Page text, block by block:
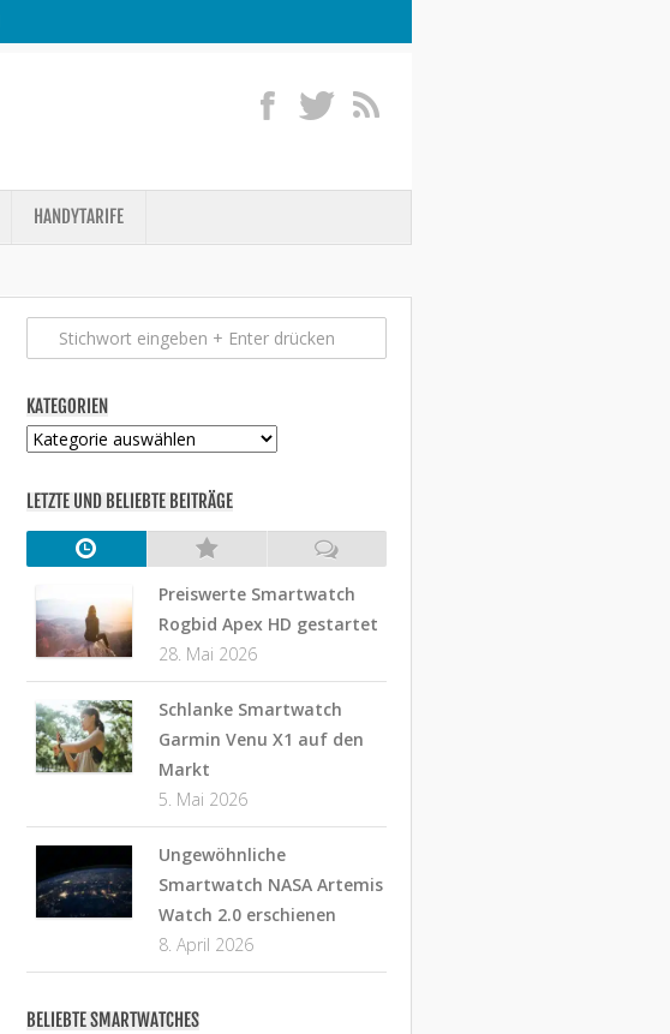
HANDYTARIFE
KATEGORIEN
Kategorien
LETZTE UND BELIEBTE BEITRÄGE
Preiswerte Smartwatch
Rogbid Apex HD gestartet
28. Mai 2026
Schlanke Smartwatch
Garmin Venu X1 auf den
Markt
5. Mai 2026
Ungewöhnliche
Smartwatch NASA Artemis
Watch 2.0 erschienen
8. April 2026
BELIEBTE SMARTWATCHES